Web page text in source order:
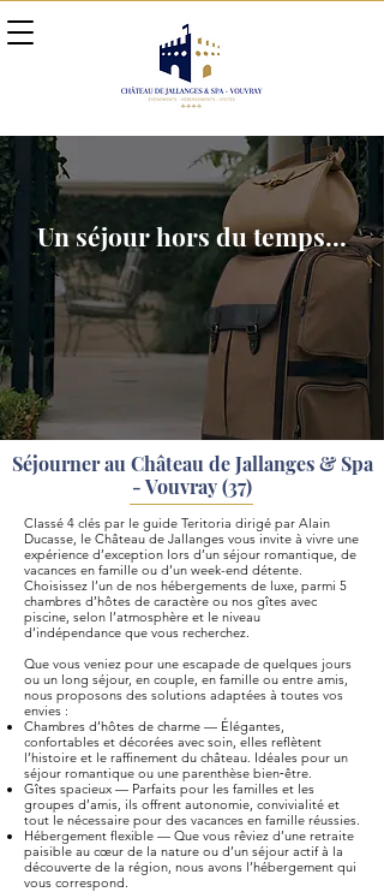
Unséjourhors du temps...
Séjourner au Château de Jallanges & Spa
- Vouvray (37)
Classé 4 clés par le guide Teritoria dirigé par Alain
Ducasse, le Château de Jallanges vous invite à vivre une
expérience d’exception lors d’un séjour romantique, de
vacances en famille ou d’un week-end détente.
Choisissez l’un de nos hébergements de luxe, parmi 5
chambres d’hôtes de caractère ou nos gîtes avec
piscine, selon l’atmosphère et le niveau
d’indépendance que vous recherchez.
Que vous veniez pour une escapade de quelques jours
ou un long séjour, en couple, en famille ou entre amis,
nous proposons des solutions adaptées à toutes vos
envies :
Chambres d’hôtes de charme — Élégantes,
confortables et décorées avec soin, elles reflètent
l’histoire et le raffinement du château. Idéales pour un
séjour romantique ou une parenthèse bien‑être.
Gîtes spacieux — Parfaits pour les familles et les
groupes d’amis, ils offrent autonomie, convivialité et
tout le nécessaire pour des vacances en famille réussies.
Hébergement flexible — Que vous rêviez d’une retraite
paisible au cœur de la nature ou d’un séjour actif à la
découverte de la région, nous avons l’hébergement qui
vous correspond.